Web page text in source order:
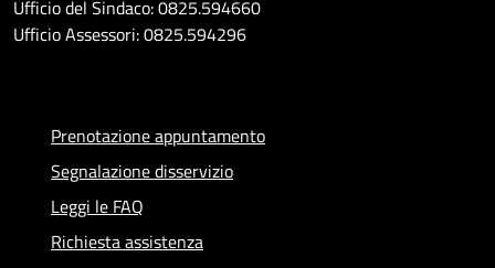
Ufficio del Sindaco: 0825.594660
Ufficio Assessori: 0825.594296
Prenotazione appuntamento
Segnalazione disservizio
Leggi le FAQ
Richiesta assistenza